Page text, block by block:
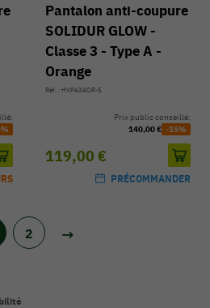
Pantalon anti-coupure
SOLIDUR GLOW -
Classe 3 - Type A -
Orange
Réf. : HVPA3AOR-S
119,00 €
Prix public conseillé:
140,00 € -15%
PRÉCOMMANDER
2